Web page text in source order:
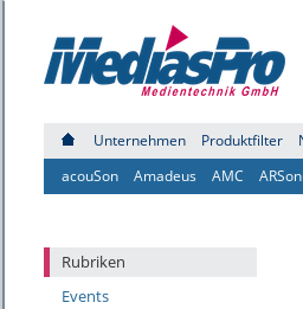
Unternehmen Produktfilter
acouSon
Amadeus AMC
Rubriken
Events